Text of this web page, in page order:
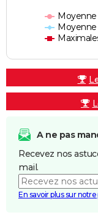
Moyenne
Moyenne
A ne pas
Recevez nos
mail.
En savoir plus sur